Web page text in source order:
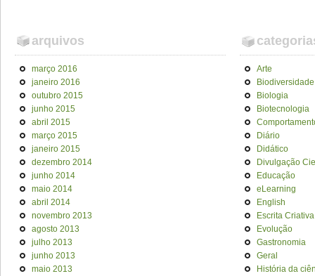
arquivos
março 2016
janeiro 2016
outubro 2015
junho 2015
abril 2015
março 2015
janeiro 2015
dezembro 2014
junho 2014
maio 2014
abril 2014
novembro 2013
agosto 2013
julho 2013
junho 2013
maio 2013
Arte
Biodiversidade
Biologia
Biotecnologia
Diário
Didático
Divulgação
Educação
eLearning
English
Escrita Criativa
Evolução
Gastronomia
Geral
História da